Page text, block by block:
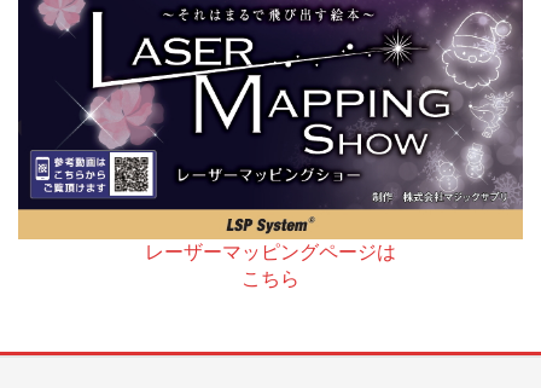
レーザーマッピングページは
こちら